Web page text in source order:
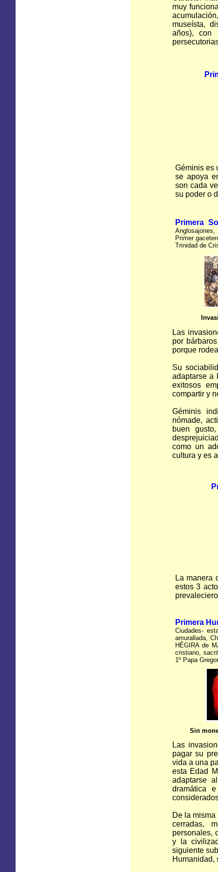
muy
museísta,
años), con
Géminis es
se apoya
son cada
su poder o
Primera
Primer
Trinidad de
Las
por
porque
Su
adaptarse a
exitosos
compartir y
Géminis
nómade,
buen
como un
cultura y es
La manera
estos 3
Primera
Ciudades-
amurallada,
HÉGIRA de
cristiano,
1º Papa
Sin
Las
pagar su
vida a una
esta Edad
adaptarse
dramática
De la
cerradas,
personales,
y la
siguiente